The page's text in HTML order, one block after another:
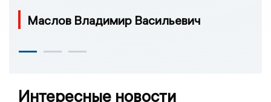
Маслов Владимир Васильевич
Интересные новости